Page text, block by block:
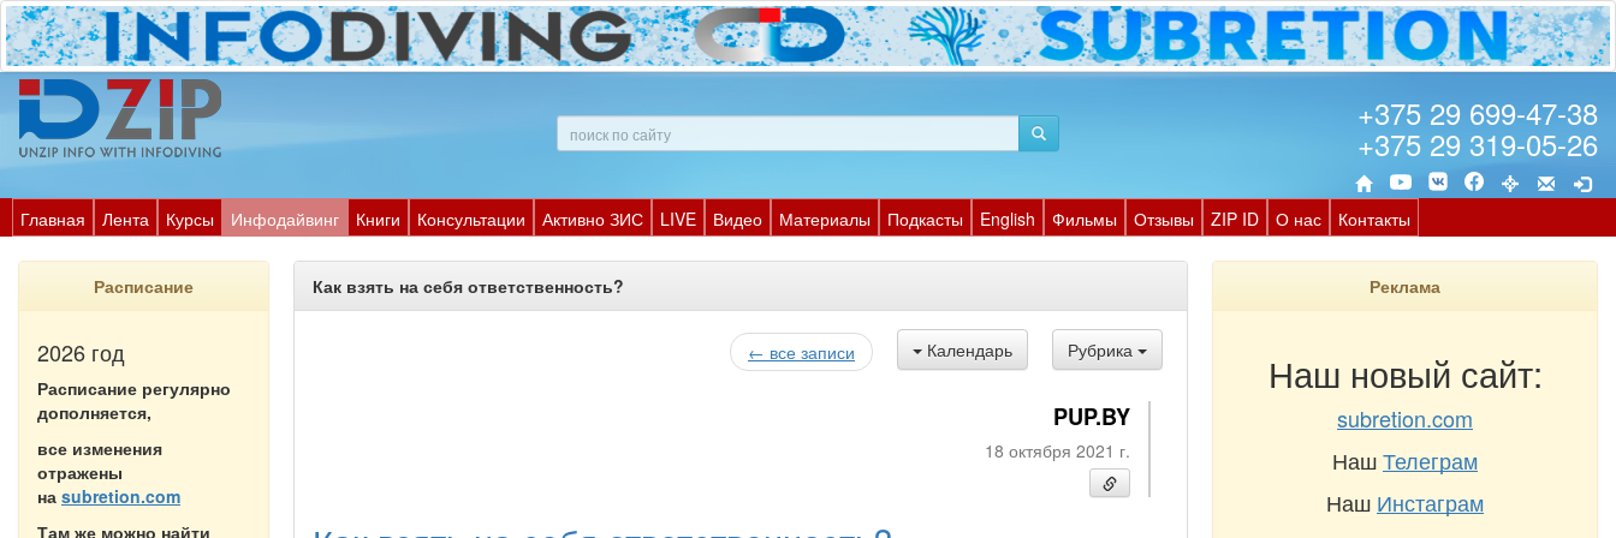
+375 29 699-47-38
+375 29 319-05-26
Главная Лента Курсы Инфодайвинг Книги Консультации Активно ЗИС LIVE Видео Материалы Подкасты English Фильмы Отзывы ZIP ID О нас Контакты
Расписание
2026 год
Расписание регулярно
дополняется,
все изменения
отражены
на subretion.com
Там же можно найти
Как взять на себя ответственность?
Рубрика
Календарь
← все записи
PUP.BY
18 октября 2021 г.
Реклама
Наш новый сайт:
subretion.com
НашТелеграм
Наш Инстаграм